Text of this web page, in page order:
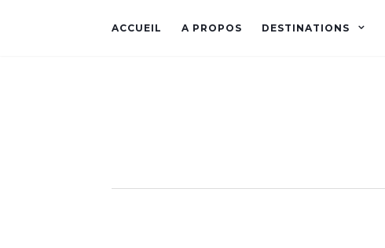
ACCUEIL A PROPOS DESTINATIONS